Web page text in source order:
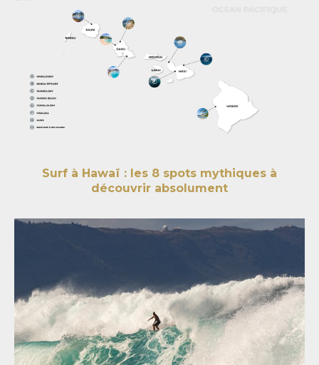
Surf à Hawaï : les 8 spots mythiques à
découvrir absolument